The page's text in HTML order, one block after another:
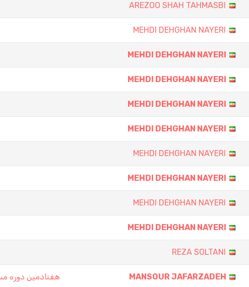
AREZOO SHAH TAHMASBI
MEHDI DEHGHAN NAYERI
MEHDI DEHGHAN NAYERI
MEHDI DEHGHAN NAYERI
MEHDI DEHGHAN NAYERI
MEHDI DEHGHAN NAYERI
MEHDI DEHGHAN NAYERI
MEHDI DEHGHAN NAYERI
MEHDI DEHGHAN NAYERI
MEHDI DEHGHAN NAYERI
REZA SOLTANI
هفتادمین دوره MANSOUR JAFARZADEH